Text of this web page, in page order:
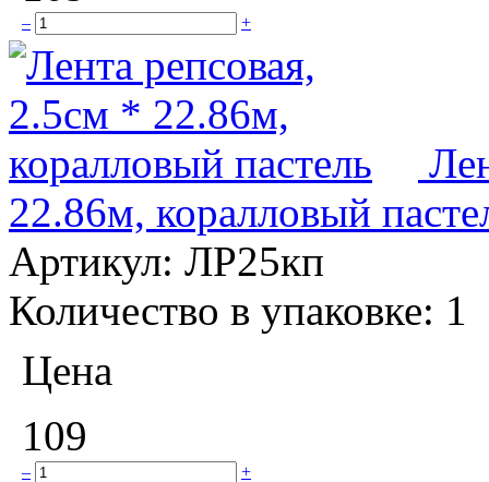
– +
22.86м, коралловый
Артикул: ЛР25кп
Количество в упаковке: 1
Цена
109
– +